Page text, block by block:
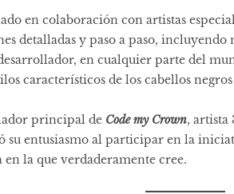
en colaboración con artistas
detalladas y paso a paso, incluyendo
en cualquier parte del
característicos de los cabellos
principal de Code my Crown, artista
su entusiasmo al participar en la
en la que verdaderamente cree.